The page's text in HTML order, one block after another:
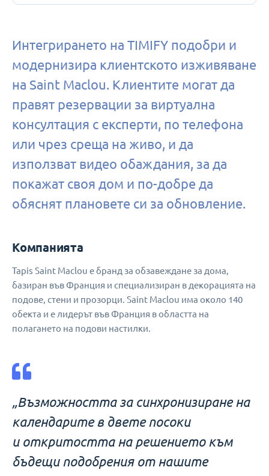
Интегрирането на TIMIFY подобри и
модернизира клиентското изживяване
на Saint Maclou. Клиентите могат да
правят резервации за виртуална
консултация с експерти, по телефона
или чрез среща на живо, и да
използват видео обаждания, за да
покажат своя дом и по-добре да
обяснят плановете си за обновление.
Компанията
Tapis Saint Maclou е бранд за обзавеждане за дома,
базиран във Франция и специализиран в декорацията на
подове, стени и прозорци. Saint Maclou има около 140
обекта и е лидерът във Франция в областта на
полагането на подови настилки.
„Възможността за синхронизиране на
календарите в двете посоки
и откритостта на решението към
бъдещи подобрения от нашите